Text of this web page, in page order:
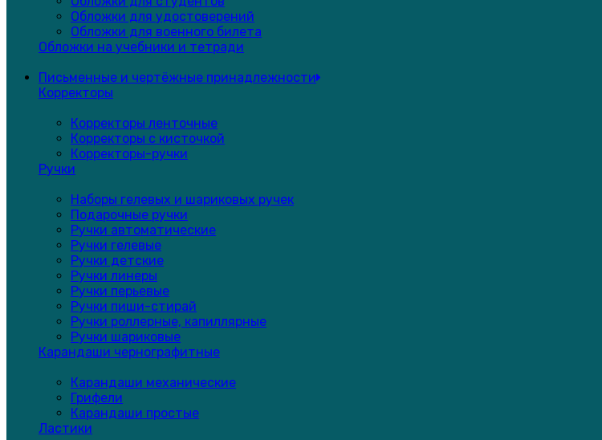
Обложки для удостоверений
Обложки для военного билета
Обложки на учебники и тетради
Письменные и чертёжные принадлежности
Корректоры
Корректоры ленточные
Корректоры с кисточкой
Корректоры-ручки
Ручки
Наборы гелевых и шариковых ручек
Подарочные ручки
Ручки автоматические
Ручки гелевые
Ручки детские
Ручки линеры
Ручки перьевые
Ручки пиши-стирай
Ручки роллерные, капиллярные
Ручки шариковые
Карандаши чернографитные
Карандаши механические
Грифели
Карандаши простые
Ластики